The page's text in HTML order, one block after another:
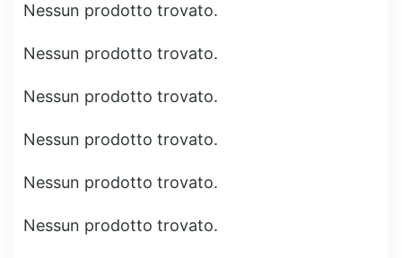
Nessun prodotto trovato.
Nessun prodotto trovato.
Nessun prodotto trovato.
Nessun prodotto trovato.
Nessun prodotto trovato.
Nessun prodotto trovato.